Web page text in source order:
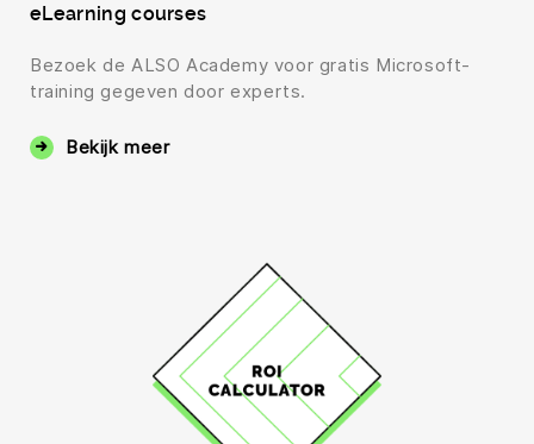
eLearning courses
Bezoek de ALSO Academy voor gratis Microsoft-
training gegeven door experts.
Bekijk meer